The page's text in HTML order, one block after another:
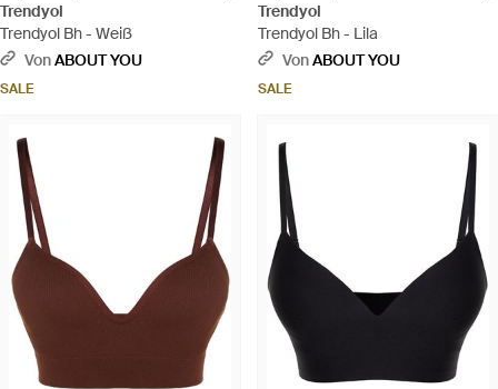
Trendyol
Trendyol Bh - Weiß
VonABOUT YOU
SALE
Trendyol
Trendyol Bh - Lila
VonABOUT YOU
SALE